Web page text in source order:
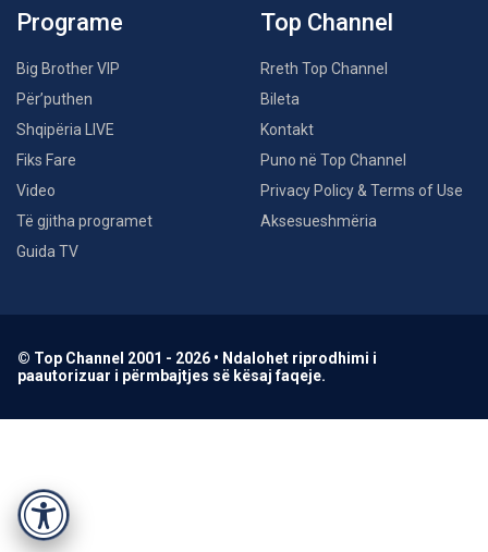
Accessibility
Programe
Big Brother VIP
Për’puthen
Shqipëria LIVE
Fiks Fare
Video
Të gjitha programet
Guida TV
Top Channel
Rreth Top Channel
Bileta
Kontakt
Puno në Top Channel
Privacy Policy & Terms of Use
Aksesueshmëria
© Top Channel 2001 - 2026 • Ndalohet riprodhimi i
paautorizuar i përmbajtjes së kësaj faqeje.